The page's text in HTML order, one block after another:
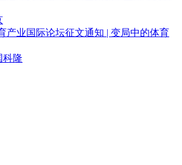
产业国际论坛征文通知 | 变局中的体育
科隆